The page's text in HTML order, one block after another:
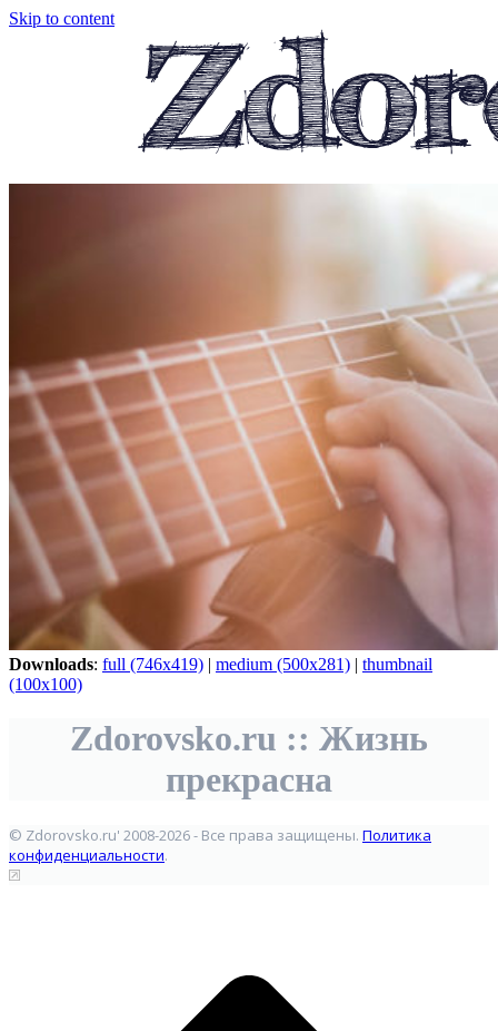
Skip to content
Downloads: full (746x419) | medium (500x281) | thumbnail
(100x100)
Zdorovsko.ru :: Жизнь
прекрасна
© Zdorovsko.ru' 2008-2026 - Все права защищены. Политика
конфиденциальности.